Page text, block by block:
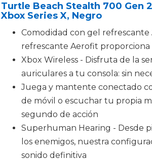
Turtle Beach Stealth 700 Gen
Xbox Series X, Negro
Comodidad con gel refrescante
refrescante Aerofit
Xbox Wireless - Disfruta de la
auriculares a tu consola: sin
Juega y mantente conectado
de móvil o escuchar tu propia
segundo de acción
Superhuman Hearing - Desde
los enemigos, nuestra
sonido definitiva